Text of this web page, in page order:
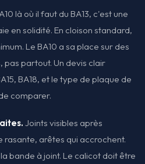
là où il faut du BA13, c'est une
en solidité. En cloison standard,
Le BA10 a sa place sur des
partout. Un devis clair
BA18, et le type de plaque de
comparer.
Joints visibles après
rasante, arêtes qui accrochent.
bande à joint. Le calicot doit être